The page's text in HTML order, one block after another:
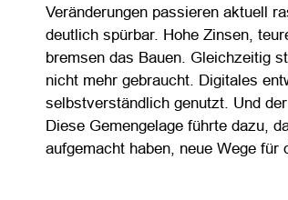
Veränderungen passieren aktuell
deutlich spürbar. Hohe Zinsen,
bremsen das Bauen. Gleichzeitig
nicht mehr gebraucht. Digitales
selbstverständlich genutzt. Und
Diese Gemengelage führte dazu,
aufgemacht haben, neue Wege für